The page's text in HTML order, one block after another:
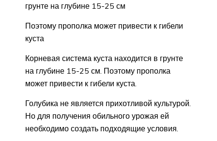
грунте на глубине 15-25 см
Поэтому прополка может привести к гибели
куста
Корневая система куста находится в грунте
на глубине 15-25 см. Поэтому прополка
может привести к гибели куста.
Голубика не является прихотливой культурой.
Но для получения обильного урожая ей
необходимо создать подходящие условия.